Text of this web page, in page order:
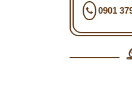
0901